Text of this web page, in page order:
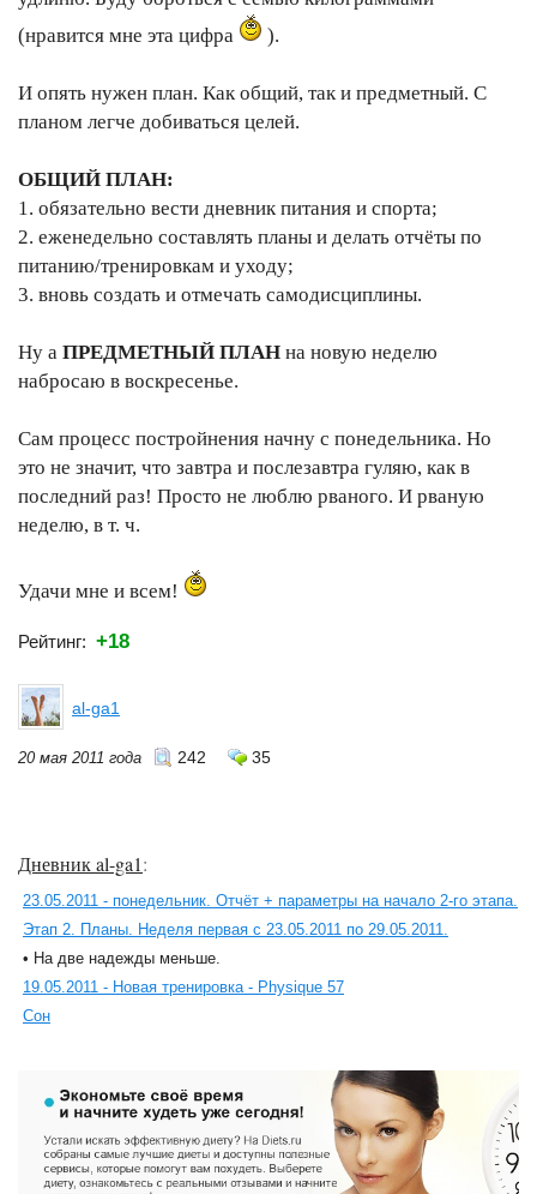
(нравится мне эта цифра
).
И опять нужен план. Как общий, так и предметный. С
планом легче добиваться целей.
ОБЩИЙ ПЛАН:
1. обязательно вести дневник питания и спорта;
2. еженедельно составлять планы и делать отчёты по
питанию/тренировкам и уходу;
3. вновь создать и отмечать самодисциплины.
Ну а ПРЕДМЕТНЫЙ ПЛАН на новую неделю
набросаю в воскресенье.
Сам процесс постройнения начну с понедельника. Но
это не значит, что завтра и послезавтра гуляю, как в
последний раз! Просто не люблю рваного. И рваную
неделю, в т. ч.
Удачи мне и всем!
Рейтинг: +18
al-ga1
20 мая 2011 года 242 35
Дневник al-ga1:
23.05.2011 - понедельник. Отчёт + параметры на начало 2-го этапа.
Этап 2. Планы. Неделя первая с 23.05.2011 по 29.05.2011.
• На две надежды меньше.
19.05.2011 - Новая тренировка - Physique 57
Сон